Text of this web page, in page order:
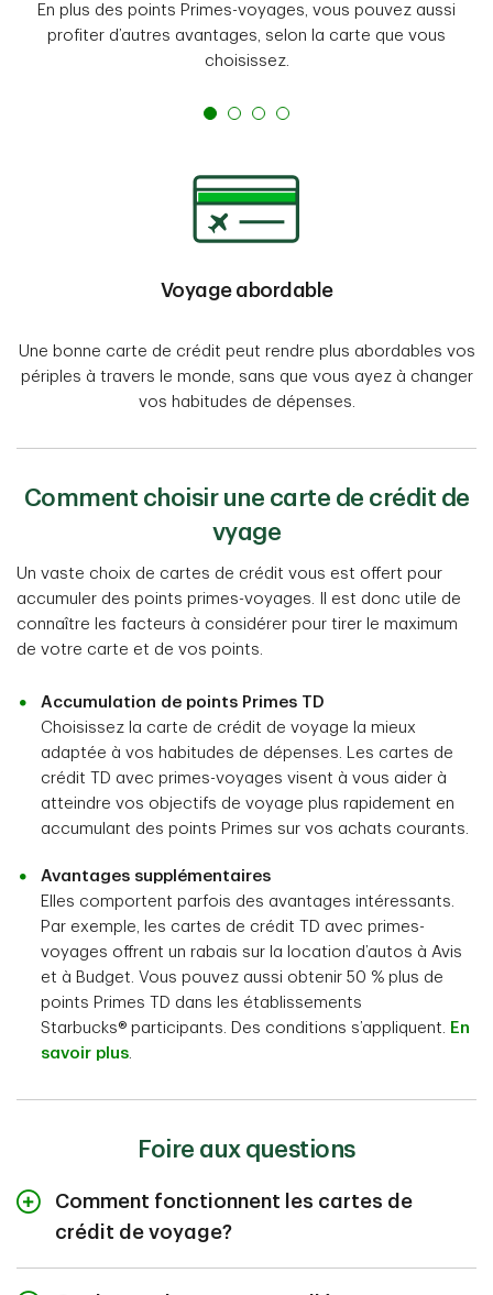
En plus des points Primes-voyages, vous pouvez aussi
profiter d’autres avantages, selon la carte que vous
choisissez.
Voyage abordable
Une bonne carte de crédit peut rendre plus abordables vos
périples à travers le monde, sans que vous ayez à changer
vos habitudes de dépenses.
Comment choisir une carte de crédit de
vyage
Un vaste choix de cartes de crédit vous est offert pour
accumuler des points primes-voyages. Il est donc utile de
connaître les facteurs à considérer pour tirer le maximum
de votre carte et de vos points.
Accumulation de points Primes TD
Choisissez la carte de crédit de voyage la mieux
adaptée à vos habitudes de dépenses. Les cartes de
crédit TD avec primes-voyages visent à vous aider à
atteindre vos objectifs de voyage plus rapidement en
accumulant des points Primes sur vos achats courants.
Avantages supplémentaires
Elles comportent parfois des avantages intéressants.
Par exemple, les cartes de crédit TD avec primes-
voyages offrent un rabais sur la location d’autos à Avis
et à Budget. Vous pouvez aussi obtenir 50 % plus de
points Primes TD dans les établissements
Starbucks® participants. Des conditions s’appliquent.
En
savoir plus
Foire aux questions
Comment fonctionnent les cartes de
crédit de voyage?
Ces cartes fonctionnent comme les autres cartes de